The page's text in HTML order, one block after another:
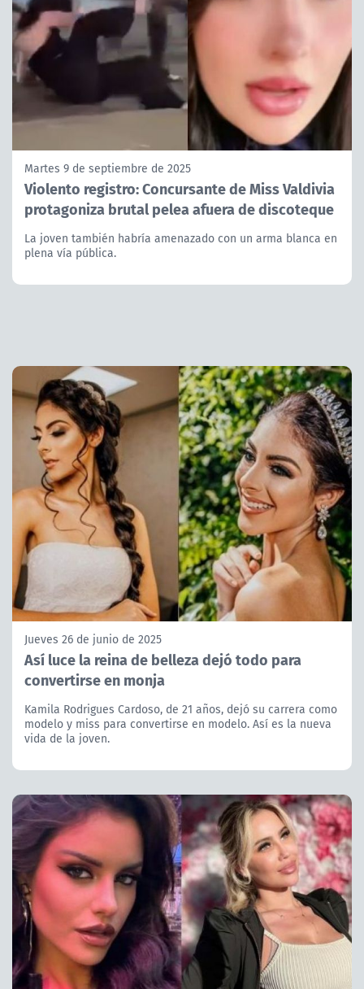
Martes 9 de septiembre de 2025
Violento registro: Concursante de Miss Valdivia
protagoniza brutal pelea afuera de discoteque
La joven también habría amenazado con un arma blanca en
plena vía pública.
Jueves 26 de junio de 2025
Así luce la reina de belleza dejó todo para
convertirse en monja
Kamila Rodrigues Cardoso, de 21 años, dejó su carrera como
modelo y miss para convertirse en modelo. Así es la nueva
vida de la joven.